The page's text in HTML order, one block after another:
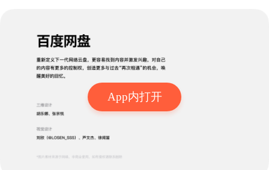
App内打开